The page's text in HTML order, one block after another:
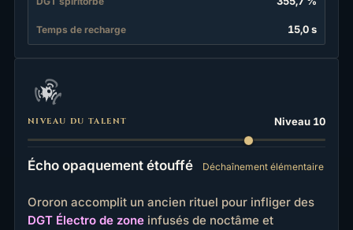
Temps de recharge 15,0 s
NIVEAU DU TALENT Niveau 10
Écho opaquement étouffé Déchaînement élémentaire
Ororon accomplit un ancien rituel pour infliger des
DGT Électro de zoneinfusés de noctâme et